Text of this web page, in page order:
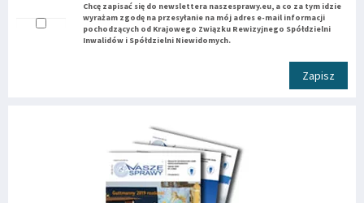
Chcę zapisać się do newslettera naszesprawy.eu, a co za tym idzie
wyrażam zgodę na przesyłanie na mój adres e-mail informacji
pochodzących od Krajowego Związku Rewizyjnego Spółdzielni
Inwalidów i Spółdzielni Niewidomych.
Zapisz